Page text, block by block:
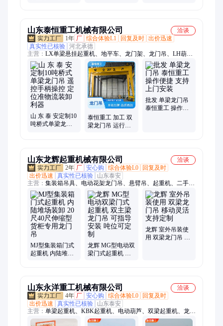
山东泰恒重工机械有限公司
洽谈
1年 厂 综合体验L1 回复及时 出价迅速
真实性已核验 河北承德
主营： LX单梁悬挂起重机、地平车、龙门架、龙门吊、LH葫芦
双梁起重机、立柱式悬臂吊、单梁起重机、抓斗
山 东 泰 安定制10
吨桥式单梁龙门
泰恒重工 加工 双
梁龙门吊 运行平
批发 单梁龙门吊
泰恒重工 操作便
山东龙辉起重机械有限公司
洽谈
2年 厂 安心购 综合体验L0
回复及时
出价迅速
真实性已核验
山东泰安
主营： 集装箱吊具、电动花架龙门吊、悬臂吊、起重机、二手钢
结构
MJ型集装箱门式
起重机 内陆堆场
龙辉 MG型电动双
梁门式起重机 双
龙辉 室外吊装使
用 双梁龙门吊 移
山东永洋重工机械有限公司
洽谈
4年 厂 安心购 综合体验L0
回复及时
出价迅速
真实性已核验
山东泰安
主营： 单梁起重机、KBK起重机、电动葫芦、双梁起重机、龙门
吊、抓斗、悬臂吊、电磁吸盘、地平车